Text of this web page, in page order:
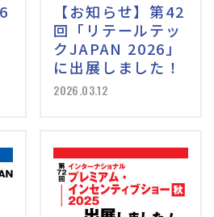
【お知らせ】第42
回「リテールテッ
クJAPAN 2026」
に出展しました！
2026.03.12